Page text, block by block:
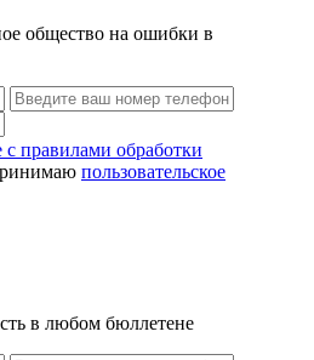
общество на ошибки в
с правилами обработки
пользовательское
в любом бюллетене